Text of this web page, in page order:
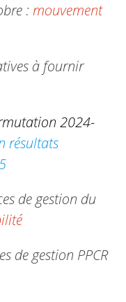
: mouvement
à fournir
2024-
résultats
de gestion du
de gestion PPCR